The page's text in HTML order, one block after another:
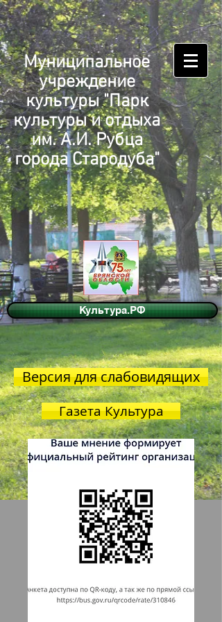
Муниципальное
учреждение
культуры "Парк
культуры и отдыха
им. А.И. Рубца
города Стародуба"
Культура.РФ
Версия для слабовидящих
Газета Культура